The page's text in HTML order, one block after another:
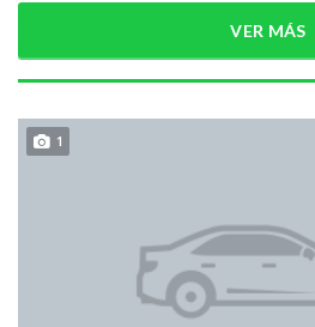
VER MÁS
1